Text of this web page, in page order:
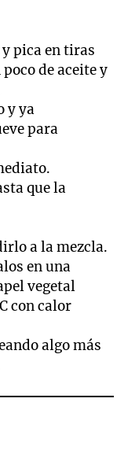
pica en tiras
de aceite y
y ya
para
que la
a la mezcla.
en una
vegetal
con calor
algo más